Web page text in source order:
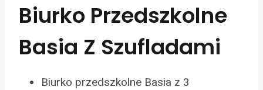
Biurko Przedszkolne
Basia Z Szufladami
Biurko przedszkolne Basia z 3